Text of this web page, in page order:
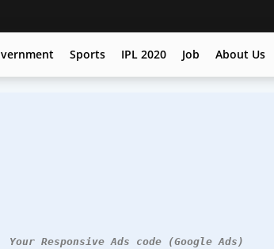
Sports IPL 2020 Job About Us
Your Responsive Ads code (Google Ads)